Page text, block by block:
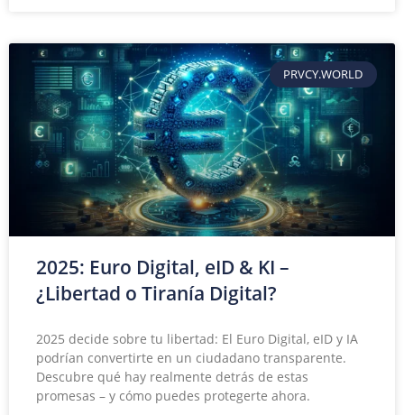
PRVCY.WORLD
2025: Euro Digital, eID & KI –
¿Libertad o Tiranía Digital?
2025 decide sobre tu libertad: El Euro Digital, eID y IA
podrían convertirte en un ciudadano transparente.
Descubre qué hay realmente detrás de estas
promesas – y cómo puedes protegerte ahora.